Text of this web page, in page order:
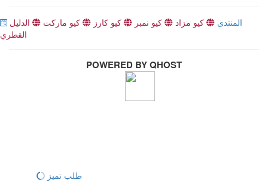
المنتدى كيو مزاد كيو نمبر كيو كارز كيو ماركت
الدليل
القطري
POWERED BY QHOST
طلب تميز